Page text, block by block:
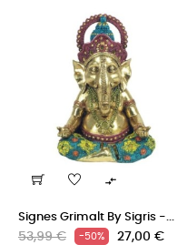

Signes Grimalt By Sigris -...
Precio
53,99 € -50% Precio
27,00 €